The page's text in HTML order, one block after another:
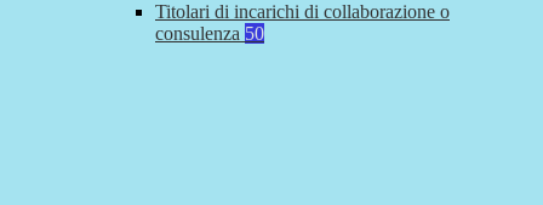
Titolari di incarichi di collaborazione o
consulenza 50